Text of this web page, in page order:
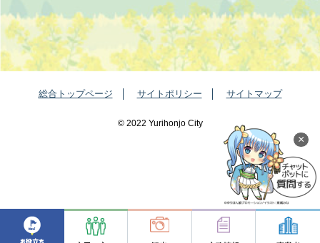
×
総合トップページ サイトポリシー サイトマップ
©️ 2022 Yurihonjo City